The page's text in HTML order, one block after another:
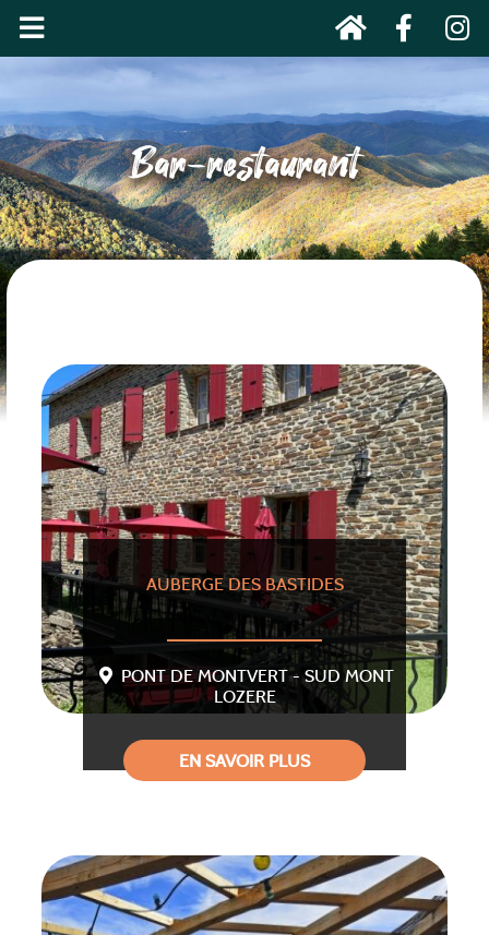
Bar-restaurant
AUBERGE DES BASTIDES
PONT DE MONTVERT - SUD MONT
LOZERE
EN SAVOIR PLUS